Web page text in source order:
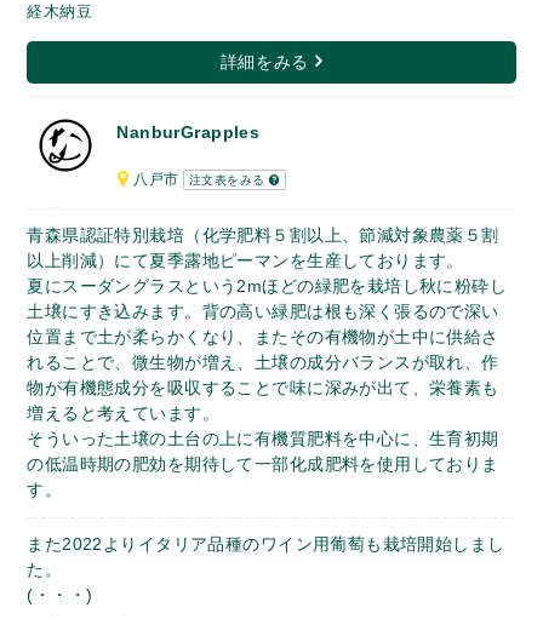
経木納豆
詳細をみる
NanburGrapples
八戸市 注文表をみる
青森県認証特別栽培（化学肥料５割以上、節減対象農薬５割
以上削減）にて夏季露地ピーマンを生産しております。
夏にスーダングラスという2mほどの緑肥を栽培し秋に粉砕し
土壌にすき込みます。背の高い緑肥は根も深く張るので深い
位置まで土が柔らかくなり、またその有機物が土中に供給さ
れることで、微生物が増え、土壌の成分バランスが取れ、作
物が有機態成分を吸収することで味に深みが出て、栄養素も
増えると考えています。
そういった土壌の土台の上に有機質肥料を中心に、生育初期
の低温時期の肥効を期待して一部化成肥料を使用しておりま
す。
また2022よりイタリア品種のワイン用葡萄も栽培開始しまし
た。
(・・・)